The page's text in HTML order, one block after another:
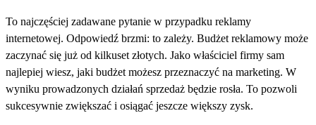
To najczęściej zadawane pytanie w przypadku reklamy
internetowej. Odpowiedź brzmi: to zależy. Budżet reklamowy może
zaczynać się już od kilkuset złotych. Jako właściciel firmy sam
najlepiej wiesz, jaki budżet możesz przeznaczyć na marketing. W
wyniku prowadzonych działań sprzedaż będzie rosła. To pozwoli
sukcesywnie zwiększać i osiągać jeszcze większy zysk.